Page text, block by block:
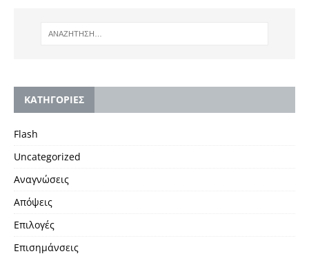
KΑΤΗΓΟΡΙΕΣ
Flash
Uncategorized
Αναγνώσεις
Απόψεις
Επιλογές
Επισημάνσεις